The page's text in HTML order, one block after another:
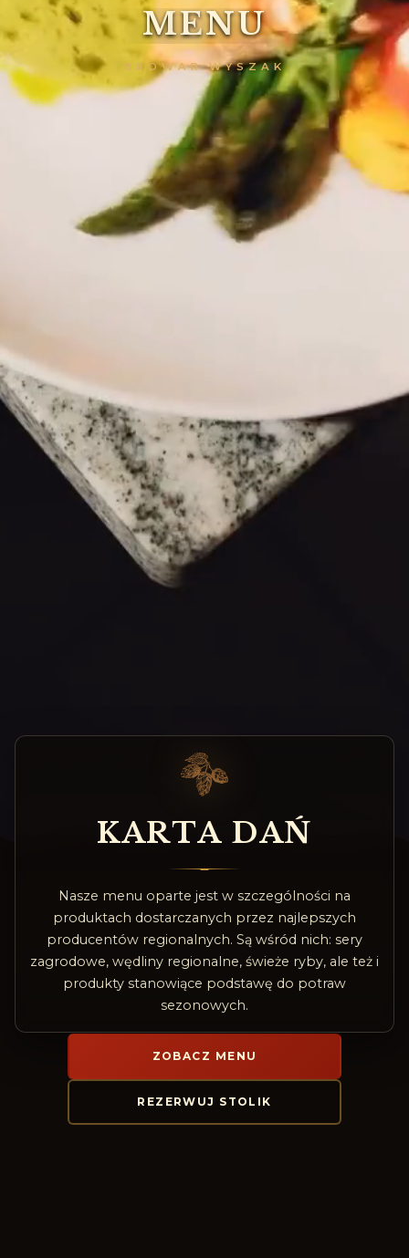
MENU
BROWAR WYSZAK
KARTA DAŃ
Nasze menu oparte jest w szczególności na
produktach dostarczanych przez najlepszych
producentów regionalnych. Są wśród nich: sery
zagrodowe, wędliny regionalne, świeże ryby, ale też i
produkty stanowiące podstawę do potraw
sezonowych.
ZOBACZ MENU
REZERWUJ STOLIK